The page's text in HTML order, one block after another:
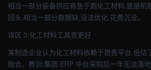
相当一部分装备供应商急于跑化工材料,底层机
回头,相当一部分数据缺,没法优化,花费沉没。
误区 3:化工材料工具贵更好
某制造企业认为化工材料依赖于昂贵平台,低估
融合。教训:集团 ERP 中台采购后一年无法落